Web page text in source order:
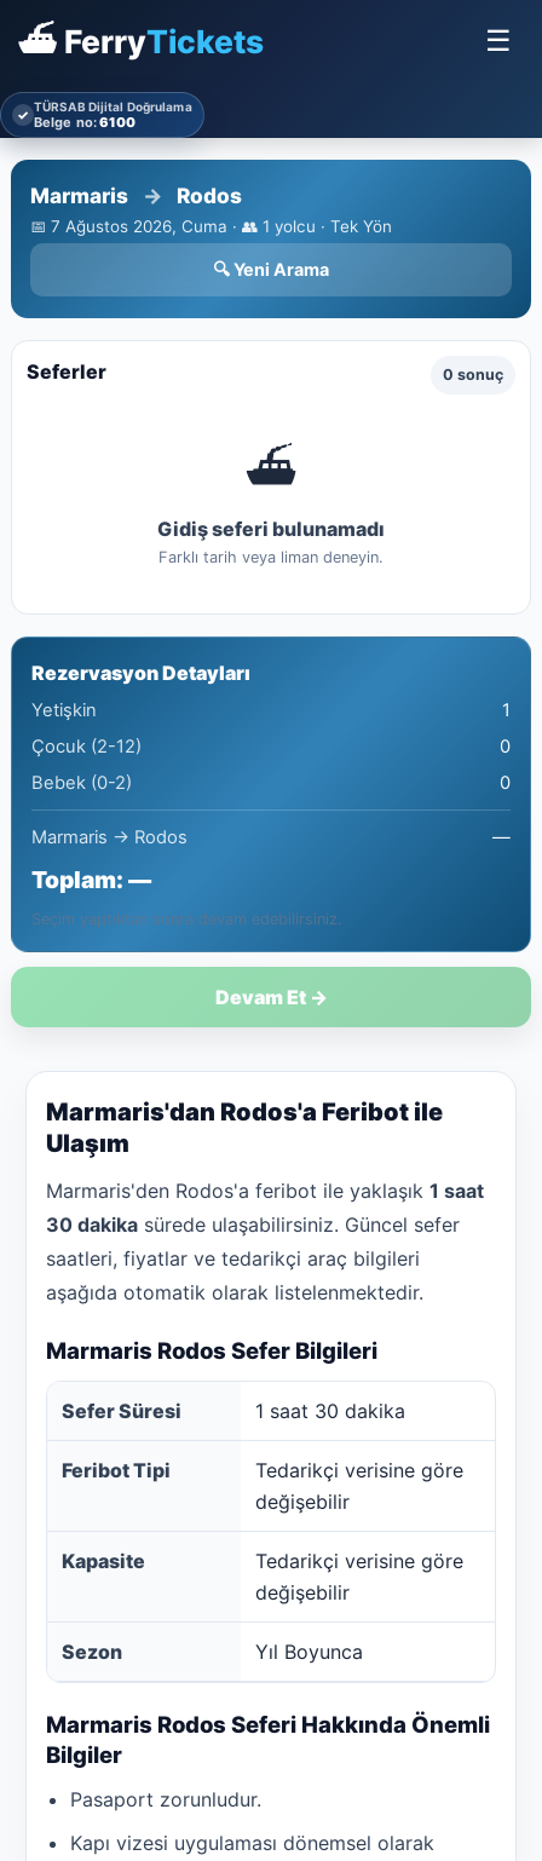
⛴ FerryTickets ☰
✓ TÜRSAB Dijital Doğrulama
Belge no:6100
Marmaris → Rodos
📅 7 Ağustos 2026, Cuma · 👥 1 yolcu · Tek Yön
🔍 Yeni Arama
Seferler 0 sonuç
⛴
Gidiş seferi bulunamadı
Farklı tarih veya liman deneyin.
Rezervasyon Detayları
Yetişkin
1
Çocuk (2-12)
0
Bebek (0-2)
0
Marmaris → Rodos —
Toplam: —
Seçim yaptıktan sonra devam edebilirsiniz.
Devam Et →
Marmaris'dan Rodos'a Feribot ile
Ulaşım
Marmaris'den Rodos'a feribot ile yaklaşık 1 saat
30 dakika sürede ulaşabilirsiniz. Güncel sefer
saatleri, fiyatlar ve tedarikçi araç bilgileri
aşağıda otomatik olarak listelenmektedir.
Marmaris Rodos Sefer Bilgileri
Sefer Süresi 1 saat 30 dakika
Feribot Tipi
Tedarikçi verisine göre
değişebilir
Kapasite
Tedarikçi verisine göre
değişebilir
Sezon Yıl Boyunca
Marmaris Rodos Seferi Hakkında Önemli
Bilgiler
Pasaport zorunludur.
Kapı vizesi uygulaması dönemsel olarak